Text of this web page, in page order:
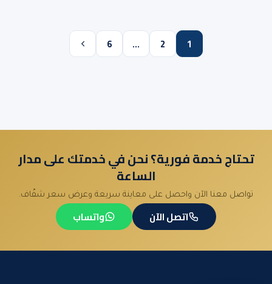
تعدد
صفحات
1
2
…
6
تحتاج خدمة فورية؟ نحن في خدمتك على مدار
الساعة
تواصل معنا الآن واحصل على معاينة سريعة وعرض سعر شفّاف.
اتصل الآن واتساب